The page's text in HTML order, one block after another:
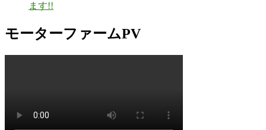
ます!!
モーターファームPV